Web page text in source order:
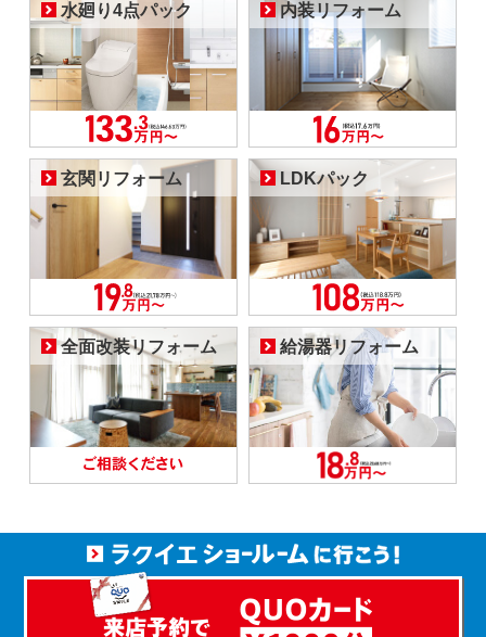
水廻り4点パック 内装リフォーム
玄関リフォーム LDKパック
全面改装リフォーム 給湯器リフォーム